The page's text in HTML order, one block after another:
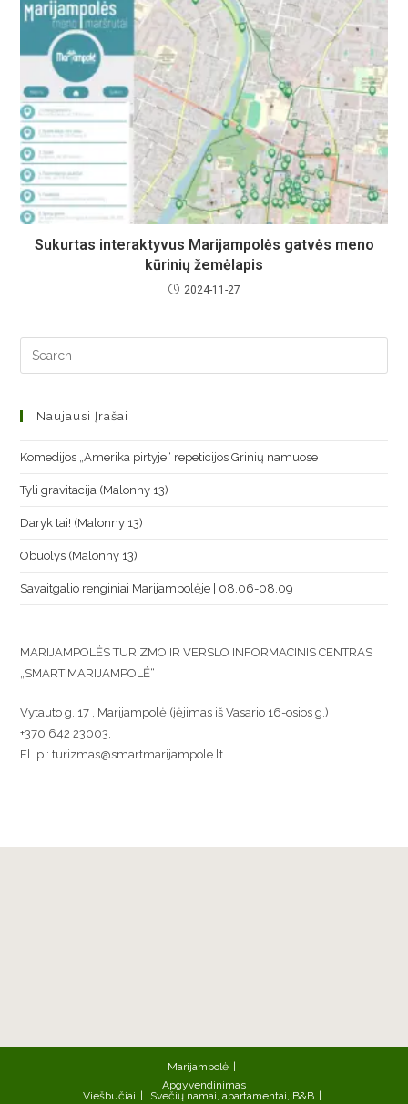
Sukurtas interaktyvus Marijampolės gatvės meno
kūrinių žemėlapis
2024-11-27
Naujausi Įrašai
Komedijos „Amerika pirtyje“ repeticijos Grinių namuose
Tyli gravitacija (Malonny 13)
Daryk tai! (Malonny 13)
Obuolys (Malonny 13)
Savaitgalio renginiai Marijampolėje | 08.06-08.09
MARIJAMPOLĖS TURIZMO IR VERSLO INFORMACINIS CENTRAS
„SMART MARIJAMPOLĖ“
Vytauto g. 17 , Marijampolė (įėjimas iš Vasario 16-osios g.)
+370 642 23003,
El. p.: turizmas@smartmarijampole.lt
Marijampolė
Apgyvendinimas
Viešbučiai
Svečių namai, apartamentai, B&B